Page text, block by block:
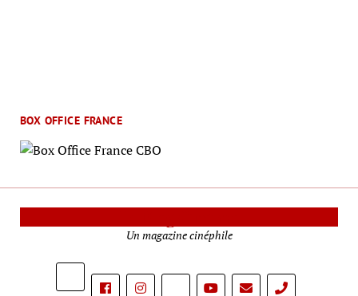
BOX OFFICE FRANCE
Un magazine cinéphile
phone